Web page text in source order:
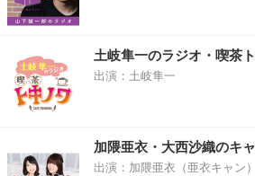
土岐隼一のラジオ・喫茶
出演：土岐隼一
加隈亜衣・大西沙織のキ
出演：加隈亜衣（亜衣キャン